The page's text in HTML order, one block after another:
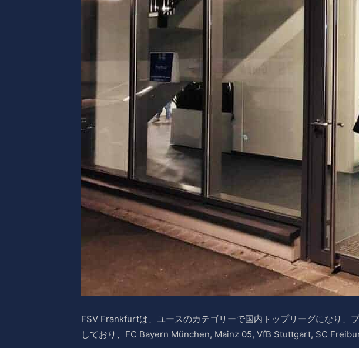
FSV Frankfurtは、ユースのカテゴリーで国内トップリーグになり、
しており、FC Bayern München, Mainz 05, VfB Stuttgart, SC